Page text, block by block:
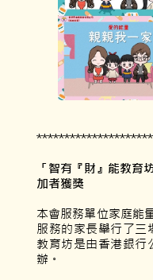
「智有『財』能教育
加者獲獎
本會服務單位家庭能
服務的家長舉行了三
教育坊是由香港銀行
辦。